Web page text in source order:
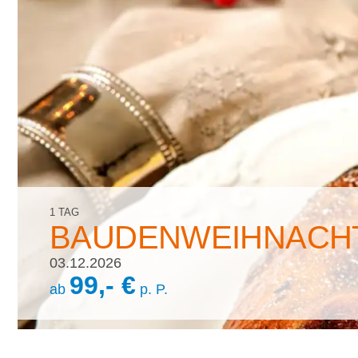
1 TAG
03.12.2026
ab 99,- € p. P.